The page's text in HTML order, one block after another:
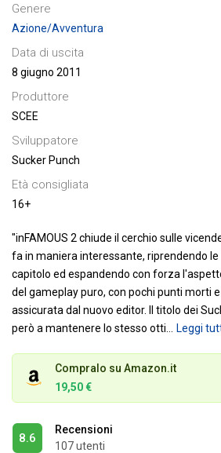
Genere
Azione/Avventura
Data di uscita
8 giugno 2011
Produttore
SCEE
Sviluppatore
Sucker Punch
Età consigliata
16+
"inFAMOUS 2 chiude il cerchio sulle
fa in maniera interessante, riprendendo
capitolo ed espandendo con forza
del gameplay puro, con pochi punti morti
assicurata dal nuovo editor. Il titolo dei
però a mantenere lo stesso otti
Leggi
Compralo su Amazon.it
19,50 €
8.6
Recensioni
107 utenti